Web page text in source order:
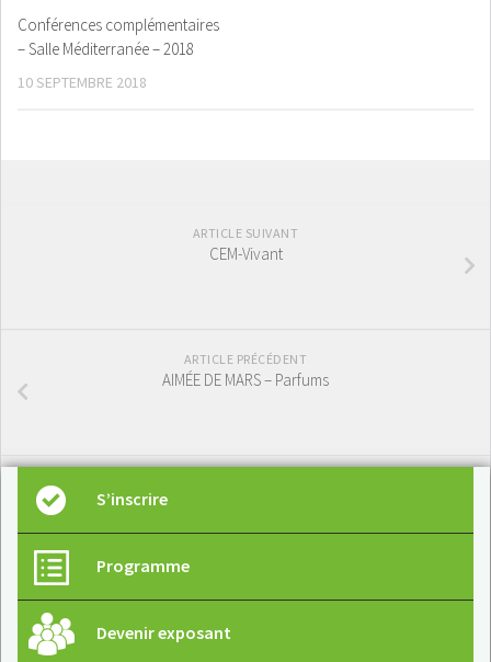
Conférences complémentaires
– Salle Méditerranée – 2018
10 SEPTEMBRE 2018
ARTICLE SUIVANT
CEM-Vivant
ARTICLE PRÉCÉDENT
AIMÉE DE MARS – Parfums
S’inscrire
Programme
Devenir exposant